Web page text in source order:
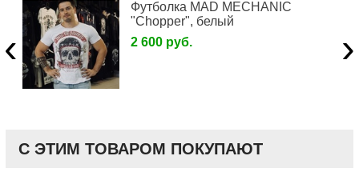
Футболка MAD MECHANIC
"Chopper", белый
2 600 руб.
‹ ›
С ЭТИМ ТОВАРОМ ПОКУПАЮТ